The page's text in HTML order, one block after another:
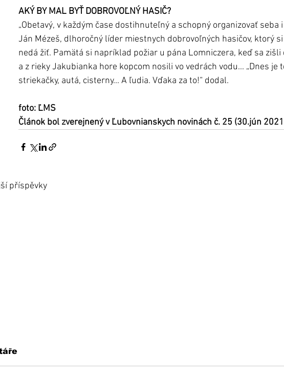
AKÝ BY MAL BYŤ DOBROVOĽNÝ HASIČ?
„Obetavý, v každým čase dostihnuteľný a schopný organizovať seba
Ján Mézeš, dlhoročný líder miestnych dobrovoľných hasičov, ktorý
nedá žiť. Pamätá si napríklad požiar u pána Lomniczera, keď sa zišli
a z rieky Jakubianka hore kopcom nosili vo vedrách vodu... „Dnes
striekačky, autá, cisterny... A ľudia. Vďaka za to!“ dodal.
foto: ĽMS
Článok bol zverejnený v Ľubovnianskych novinách č. 25 (30.jún
příspěvky